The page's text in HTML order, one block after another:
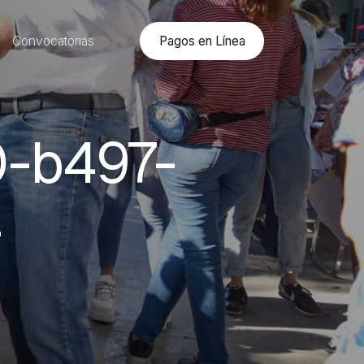
Convocatorias Pagos en Línea
b497-